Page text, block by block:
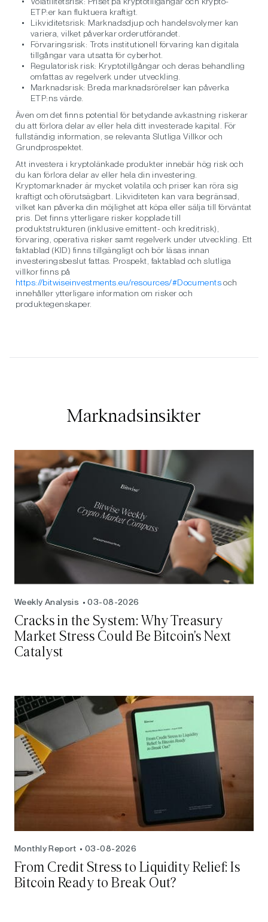
ETP:er kan fluktuera kraftigt.
Likviditetsrisk: Marknadsdjup och handelsvolymer kan
variera, vilket påverkar orderutförandet.
Förvaringsrisk: Trots institutionell förvaring kan digitala
tillgångar vara utsatta för cyberhot.
Regulatorisk risk: Kryptotillgångar och deras behandling
omfattas av regelverk under utveckling.
Marknadsrisk: Breda marknadsrörelser kan påverka
ETP:ns värde.
Även om det finns potential för betydande avkastning riskerar
du att förlora delar av eller hela ditt investerade kapital. För
fullständig information, se relevanta Slutliga Villkor och
Grundprospektet.
Att investera i kryptolänkade produkter innebär hög risk och
du kan förlora delar av eller hela din investering.
Kryptomarknader är mycket volatila och priser kan röra sig
kraftigt och oförutsägbart. Likviditeten kan vara begränsad,
vilket kan påverka din möjlighet att köpa eller sälja till förväntat
pris. Det finns ytterligare risker kopplade till
produktstrukturen (inklusive emittent- och kreditrisk),
förvaring, operativa risker samt regelverk under utveckling. Ett
faktablad (KID) finns tillgängligt och bör läsas innan
investeringsbeslut fattas. Prospekt, faktablad och slutliga
villkor finns på
https://bitwiseinvestments.eu/resources/#Documentsoch
innehåller ytterligare information om risker och
produktegenskaper.
Marknadsinsikter
Weekly Analysis 03-08-2026
Cracks in the System: Why Treasury
Market Stress Could Be Bitcoin's Next
Catalyst
Monthly Report 03-08-2026
From Credit Stress to Liquidity Relief: Is
Bitcoin Ready to Break Out?